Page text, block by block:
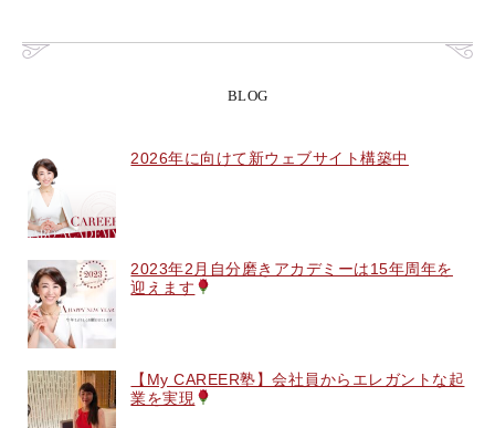
BLOG
2026年に向けて新ウェブサイト構築中
2023年2月自分磨きアカデミーは15年周年を
迎えます
【My CAREER塾】会社員からエレガントな起
業を実現